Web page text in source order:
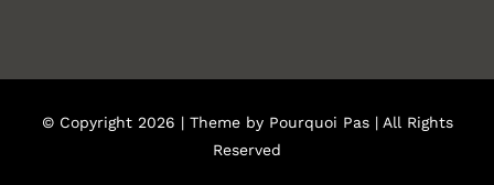
© Copyright 2026 | Theme by Pourquoi Pas| All Rights
Reserved